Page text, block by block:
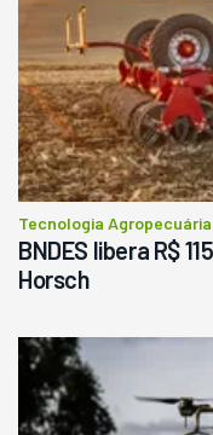
Tecnologia Agropecuária
BNDES libera R$
Horsch